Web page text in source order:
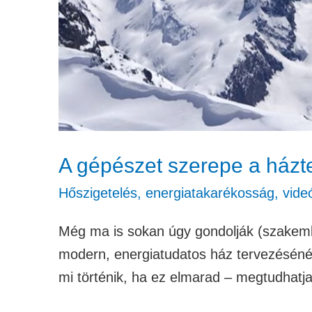
A gépészet szerepe a
Hőszigetelés, energiatakarékosság,
Még ma is sokan úgy gondolják
modern, energiatudatos ház
mi történik, ha ez elmarad –